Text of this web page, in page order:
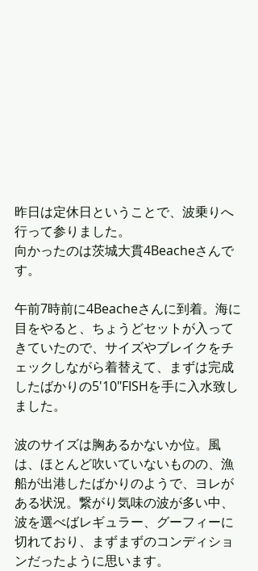
昨日は定休日ということで、波乗りへ
行って参りました。
向かったのは茨城大貫4Beacheさんで
す。
午前7時前に4Beacheさんに到着。海に
目をやると、ちょうどセットが入って
きていたので、サイズやブレイクをチ
ェックしながら着替えて、まずは完成
したばかりの5'10"FISHを手に入水致し
ました。
波のサイズは胸あるかないか位。風
は、ほとんど吹いていないものの、漁
船が出港したばかりのようで、ヨレが
ある状況。繋がり気味の波が多い中、
波を選べばレギュラー、グーフィーに
切れており、まずまずのコンディショ
ンだったように思います。